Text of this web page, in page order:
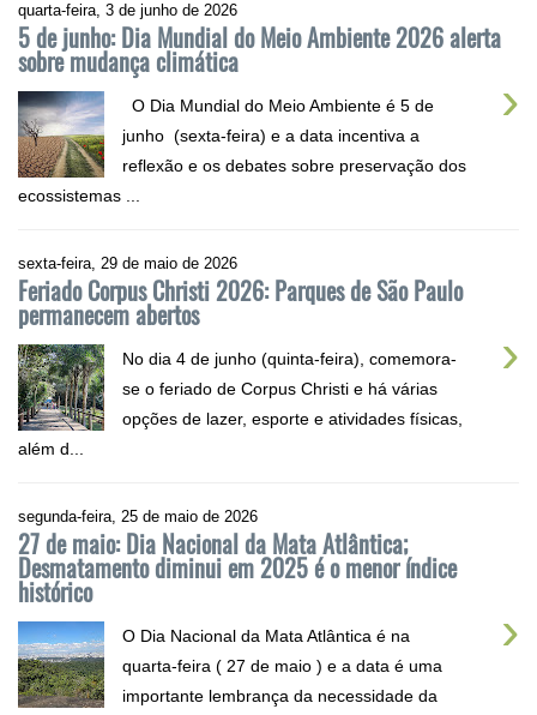
quarta-feira, 3 de junho de 2026
5 de junho: Dia Mundial do Meio Ambiente 2026 alerta
sobre mudança climática
›
O Dia Mundial do Meio Ambiente é 5 de
junho (sexta-feira) e a data incentiva a
reflexão e os debates sobre preservação dos
ecossistemas ...
sexta-feira, 29 de maio de 2026
Feriado Corpus Christi 2026: Parques de São Paulo
permanecem abertos
›
No dia 4 de junho (quinta-feira), comemora-
se o feriado de Corpus Christi e há várias
opções de lazer, esporte e atividades físicas,
além d...
segunda-feira, 25 de maio de 2026
27 de maio: Dia Nacional da Mata Atlântica;
Desmatamento diminui em 2025 é o menor índice
histórico
›
O Dia Nacional da Mata Atlântica é na
quarta-feira ( 27 de maio ) e a data é uma
importante lembrança da necessidade da